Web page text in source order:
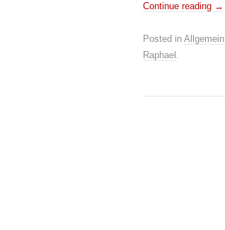
Continue reading →
Posted in Allgemein
Raphael .